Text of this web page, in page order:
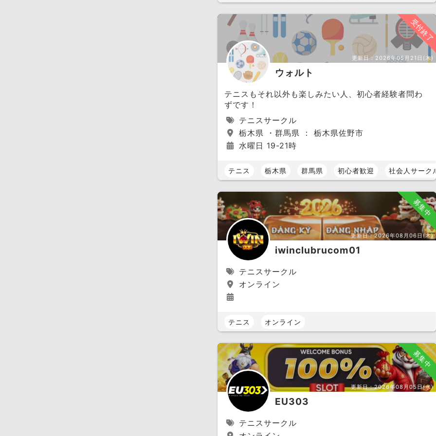
受付終了
更新日： 2026年05月21日(木)
ウォルト
テニスもそれ以外も楽しみたい人、初心者経験者問わ
ずです！
テニスサークル
栃木県 ・群馬県 ： 栃木県佐野市
水曜日 19-21時
テニス 栃木県 群馬県 初心者歓迎 社会人サークル
募集中
更新日：2026年08月06日(木)
iwinclubrucom01
テニスサークル
オンライン
テニス オンライン
募集中
更新日：2026年08月05日(水)
EU303
テニスサークル